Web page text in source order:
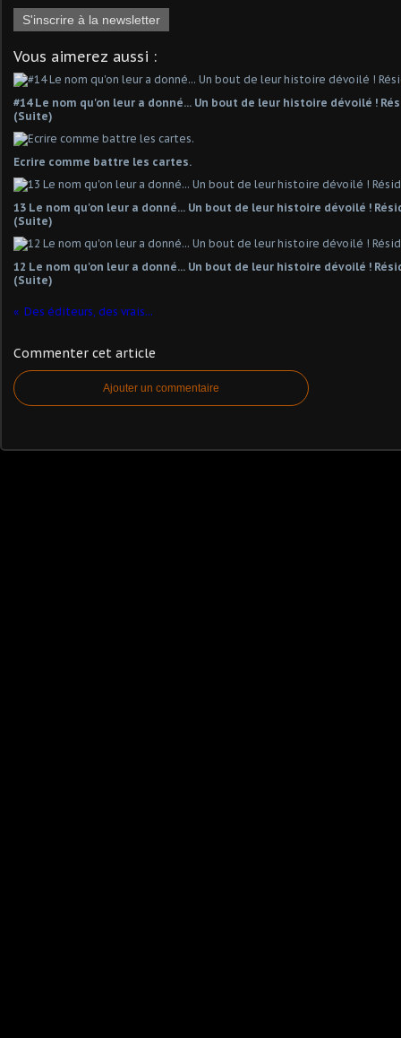
S'inscrire à la newsletter
Vous aimerez aussi :
#14 Le nom qu'on leur a donné... Un bout de leur histoire dévoilé !
(Suite)
Ecrire comme battre les cartes.
13 Le nom qu'on leur a donné... Un bout de leur histoire dévoilé !
(Suite)
12 Le nom qu'on leur a donné... Un bout de leur histoire dévoilé !
(Suite)
Des éditeurs, des vrais...
Commenter cet article
Ajouter un commentaire